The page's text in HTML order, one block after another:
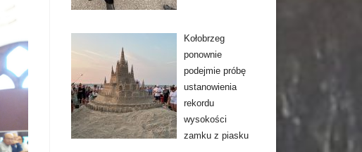
Kołobrzeg
ponownie
podejmie próbę
ustanowienia
rekordu
wysokości
zamku z piasku